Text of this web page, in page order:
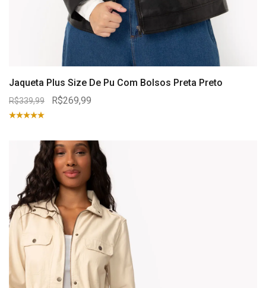
Jaqueta Plus Size De Pu Com Bolsos Preta Preto
R$339,99 R$269,99